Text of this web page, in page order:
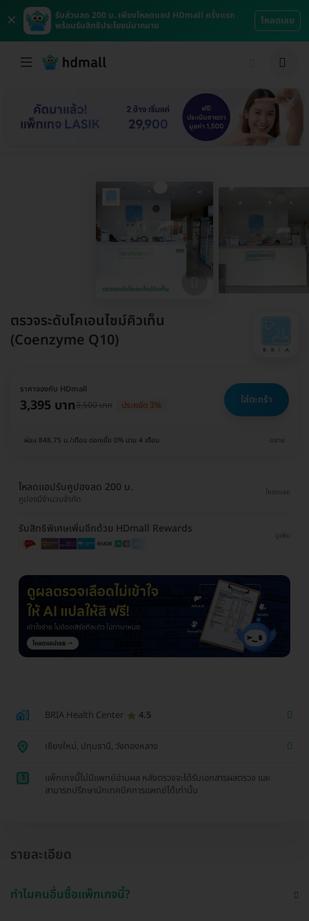
×
รับส่วนลด 200 บ. เพียงโหลดแอป HDmall ครั้งแรก
พร้อมรับสิทธิประโยชน์มากมาย
โหลดเลย
ตรวจระดับโคเอนไซม์คิวเท็น
(Coenzyme Q10)
ราคาจองกับ HDmall
3,395 บาท3,500 บาท ประหยัด 3% ใส่ตะกร้า
ผ่อน 848.75 บ./เดือน ดอกเบี้ย 0% นาน 4 เดือน ขยาย
โหลดแอปรับคูปองลด 200 บ.
คูปองมีจำนวนจำกัด
โหลดเลย
รับสิทธิพิเศษเพิ่มอีกด้วย HDmall Rewards
ดูเพิ่ม
BRIA Health Center 4.5
เชียงใหม่, ปทุมธานี, วังทองหลาง
1
แพ็กเกจนี้ไม่มีแพทย์อ่านผล หลังตรวจจะได้รับเอกสารผลตรวจ และ
สามารถปรึกษานักเทคนิคการแพทย์ได้เท่านั้น
รายละเอียด
ทำไมคนอื่นซื้อแพ็กเกจนี้?